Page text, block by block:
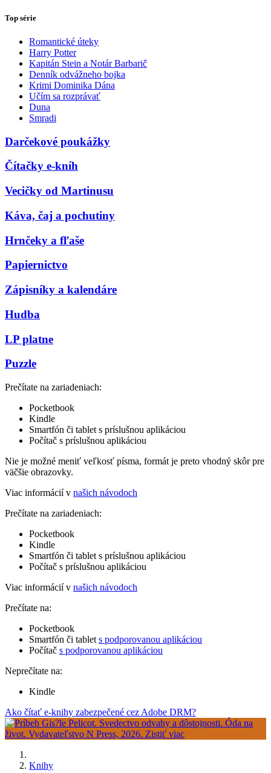
Top série
Romantické úteky
Harry Potter
Kapitán Stein a Notár Barbarič
Denník odvážneho bojka
Krimi Dominika Dána
Učím sa rozprávať
Duna
Smradi
Darčekové poukážky
Čítačky e-kníh
Vecičky od Martinusu
Káva, čaj a pochutiny
Hrnčeky a fľaše
Papiernictvo
Zápisníky a kalendáre
Hudba
LP platne
Puzzle
Prečítate na zariadeniach:
Pocketbook
Kindle
Smartfón či tablet s príslušnou aplikáciou
Počítač s príslušnou aplikáciou
Nie je možné meniť veľkosť písma, formát je preto vhodný skôr pre
väčšie obrazovky.
Viac informácií v našich návodoch
Prečítate na zariadeniach:
Pocketbook
Kindle
Smartfón či tablet s príslušnou aplikáciou
Počítač s príslušnou aplikáciou
Viac informácií v našich návodoch
Prečítate na:
Pocketbook
Smartfón či tablet s podporovanou aplikáciou
Počítač s podporovanou aplikáciou
Neprečítate na:
Kindle
Ako čítať e-knihy zabezpečené cez Adobe DRM?
Knihy